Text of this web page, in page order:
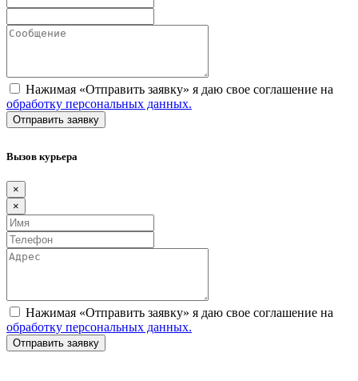
Нажимая «Отправить заявку» я даю свое соглашение на
обработку персональных данных.
Вызов курьера
×
×
Нажимая «Отправить заявку» я даю свое соглашение на
обработку персональных данных.